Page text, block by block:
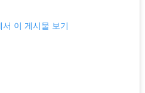
이 게시물 보기